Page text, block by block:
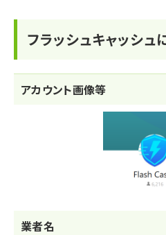
フラッシュキャッシュ
アカウント画像等
業者名